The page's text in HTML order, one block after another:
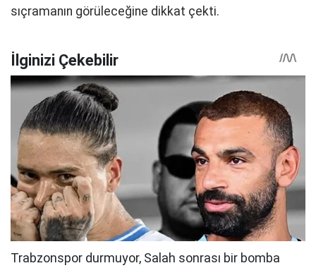
sıçramanın görüleceğine dikkat çekti.